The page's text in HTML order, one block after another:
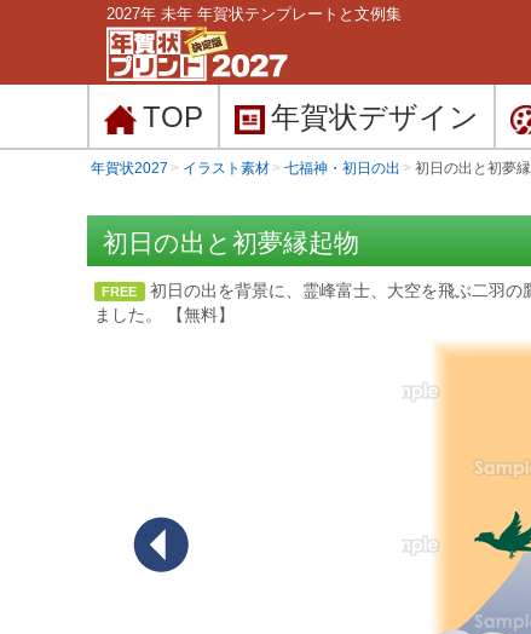
2027年 未年 年賀状テンプレートと文例集
TOP 年賀状デザイン
年賀状2027 イラスト素材 七福神・初日の出 初日の出と初夢
初日の出と初夢縁起物
FREE 初日の出を背景に、霊峰富士、大空を飛ぶ二羽
ました。 【無料】